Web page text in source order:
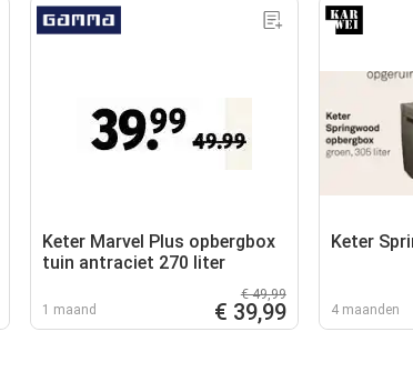
Keter Marvel Plus opbergbox
tuin antraciet 270 liter
1 maand
€ 49,99
€ 39,99
Keter
4 maanden